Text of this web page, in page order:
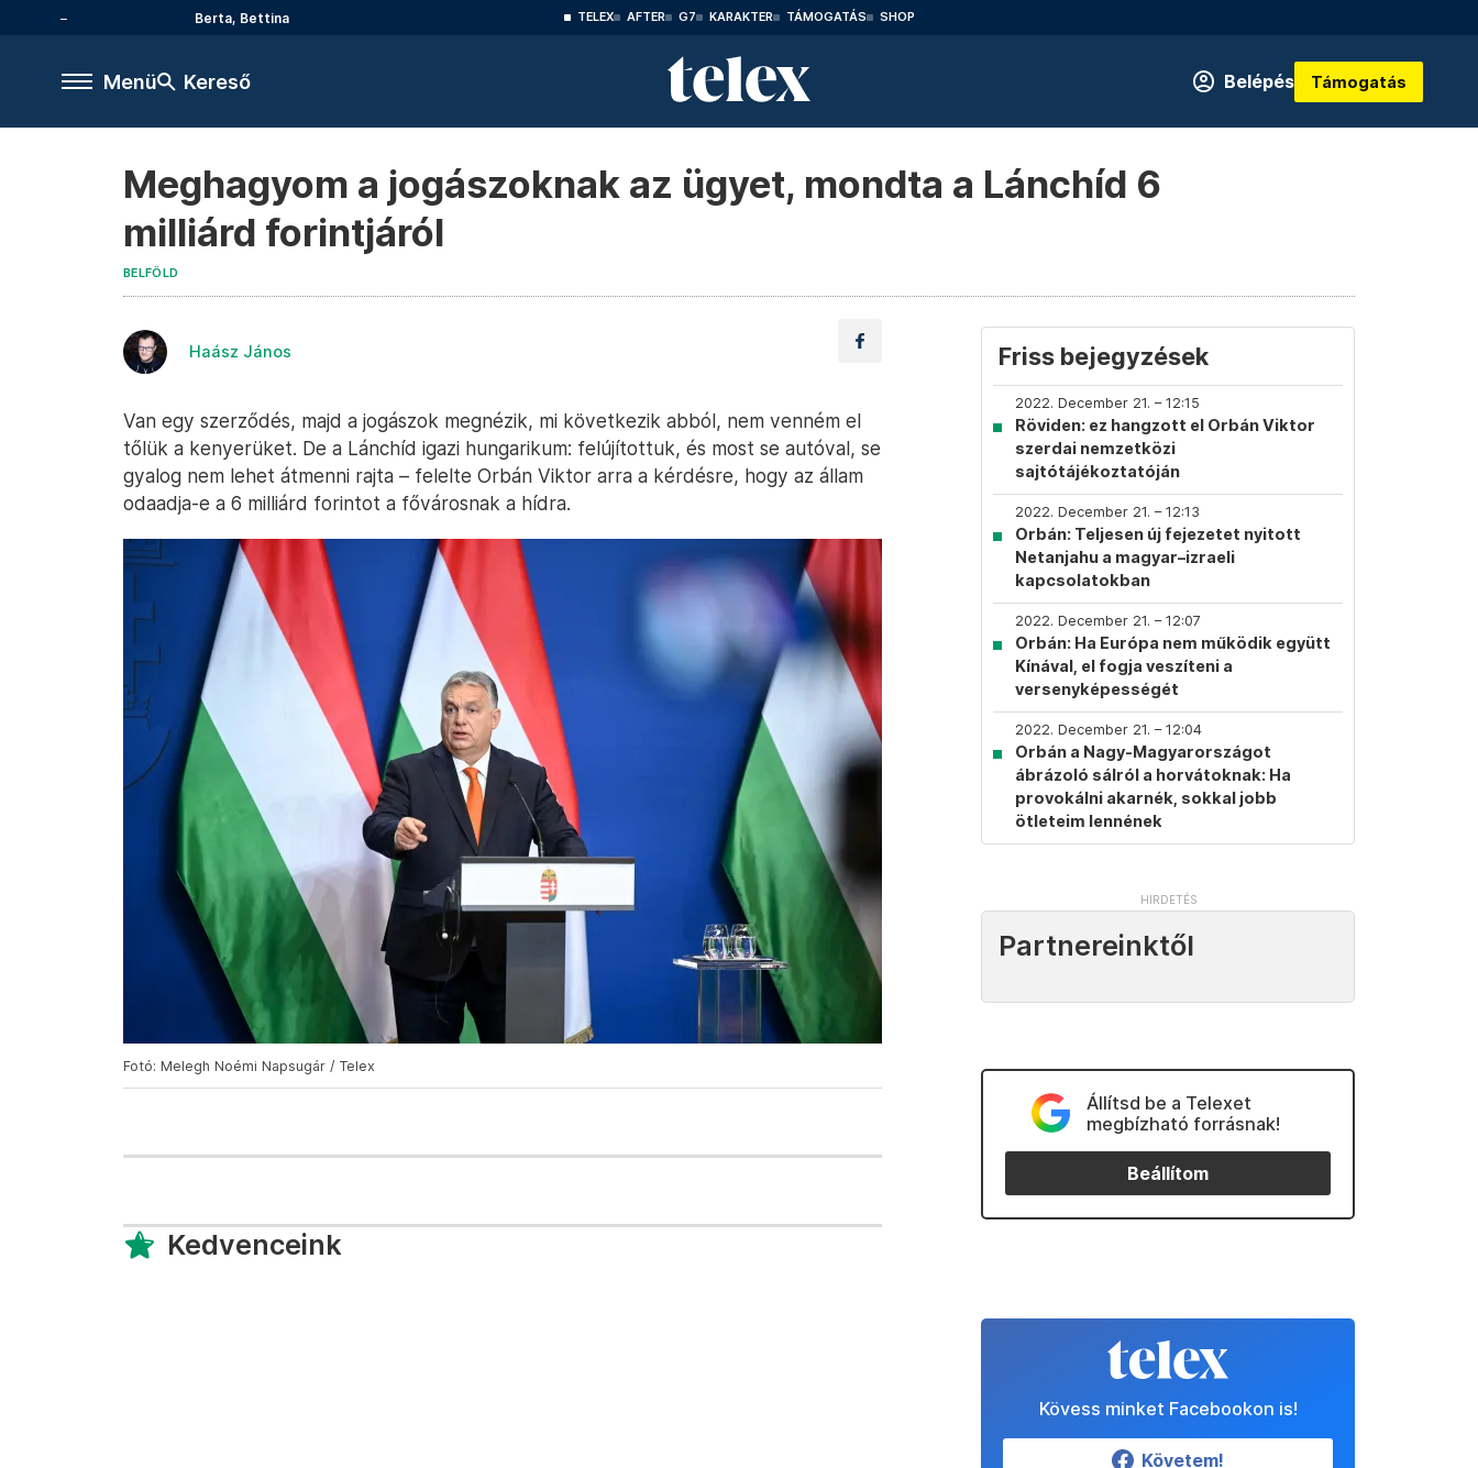
Berta, Bettina TELEX AFTER G7 KARAKTER TÁMOGATÁS SHOP
Menü Kereső Belépés Támogatás
Meghagyom a jogászoknak az ügyet, mondta a Lánchíd 6
milliárd forintjáról
BELFÖLD
Haász János
Van egy szerződés, majd a jogászok megnézik, mi következik abból, nem venném el
tőlük a kenyerüket. De a Lánchíd igazi hungarikum: felújítottuk, és most se autóval, se
gyalog nem lehet átmenni rajta – felelte Orbán Viktor arra a kérdésre, hogy az állam
odaadja-e a 6 milliárd forintot a fővárosnak a hídra.
Fotó: Melegh Noémi Napsugár / Telex
Kedvenceink
Friss bejegyzések
2022. December 21. – 12:15
Röviden: ez hangzott el Orbán Viktor
szerdai nemzetközi
sajtótájékoztatóján
2022. December 21. – 12:13
Orbán: Teljesen új fejezetet nyitott
Netanjahu a magyar–izraeli
kapcsolatokban
2022. December 21. – 12:07
Orbán: Ha Európa nem működik együtt
Kínával, el fogja veszíteni a
versenyképességét
2022. December 21. – 12:04
Orbán a Nagy-Magyarországot
ábrázoló sálról a horvátoknak: Ha
provokálni akarnék, sokkal jobb
ötleteim lennének
Partnereinktől
Állítsd be a Telexet
megbízható forrásnak!
Beállítom
Kövess minket Facebookon is!
Követem!